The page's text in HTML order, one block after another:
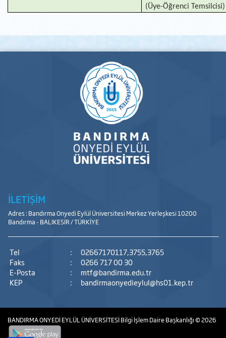
(Üye-Öğrenci Temsilcisi)
İLETİŞİM
Adres : Bandırma Onyedi Eylül Üniversitesi Merkez Yerleşkesi 10200
Bandırma - BALIKESİR / TÜRKİYE
Tel :
02667170117,3755,3765
Faks
:
0266 717 00 30
E-Posta
:
mtf@bandirma.edu.tr
KEP
: bandirmaonyedieylul@hs01.kep.tr
BANDIRMA ONYEDİ EYLÜL ÜNİVERSİTESİBilgi İşlem Daire Başkanlığı© 2026